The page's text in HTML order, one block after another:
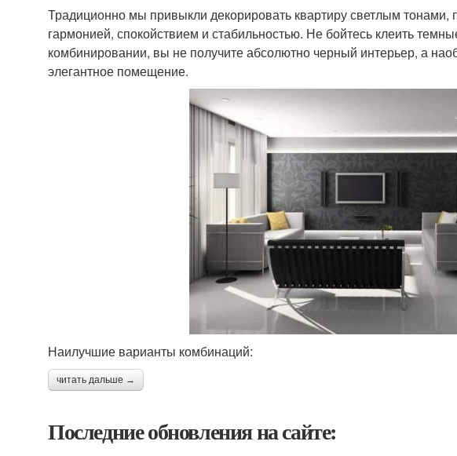
Традиционно мы привыкли декорировать квартиру светлым тонами,
гармонией, спокойствием и стабильностью. Не бойтесь клеить
комбинировании, вы не получите абсолютно черный интерьер, а
элегантное помещение.
Наилучшие варианты комбинаций:
читать дальше →
Последние обновления на сайте: